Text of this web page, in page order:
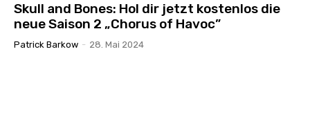
Skull and Bones: Hol dir jetzt kostenlos die
neue Saison 2 „Chorus of Havoc”
Patrick Barkow - 28. Mai 2024